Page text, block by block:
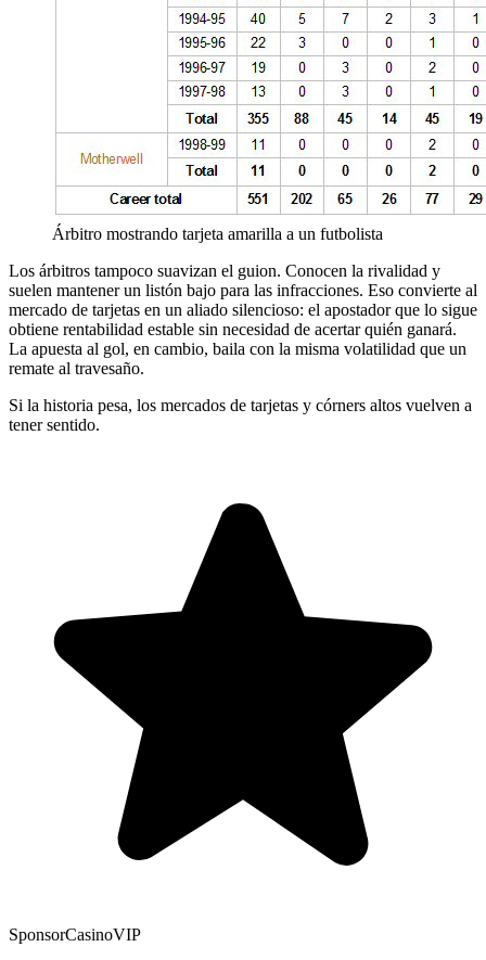
Árbitro mostrando tarjeta amarilla a un futbolista
Los árbitros tampoco suavizan el guion. Conocen la rivalidad y
suelen mantener un listón bajo para las infracciones. Eso convierte al
mercado de tarjetas en un aliado silencioso: el apostador que lo sigue
obtiene rentabilidad estable sin necesidad de acertar quién ganará.
La apuesta al gol, en cambio, baila con la misma volatilidad que un
remate al travesaño.
Si la historia pesa, los mercados de tarjetas y córners altos vuelven a
tener sentido.
SponsorCasinoVIP